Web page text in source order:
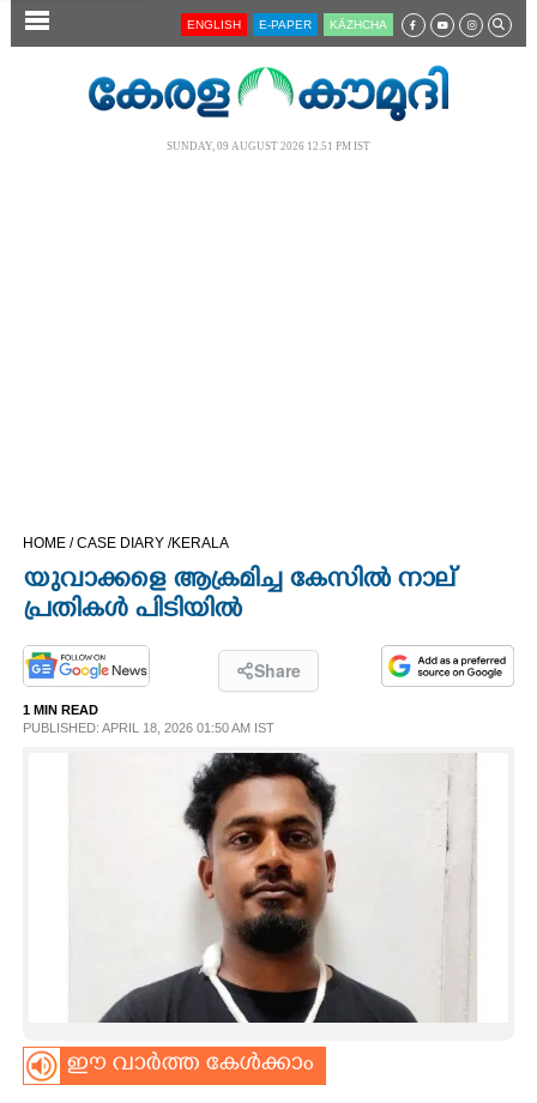
SECTIONS
ASTRO
ENGLISH E-PAPER KĀZHCHA
SUNDAY, 09 AUGUST 2026 12.51 PM IST
HOME /CASE DIARY /KERALA
യുവാക്കളെ ആക്രമിച്ച കേസിൽ നാല്
പ്രതികൾ പിടിയിൽ
Share
1 MIN READ
PUBLISHED: APRIL 18, 2026 01:50 AM IST
ഈ വാർത്ത കേൾക്കാം